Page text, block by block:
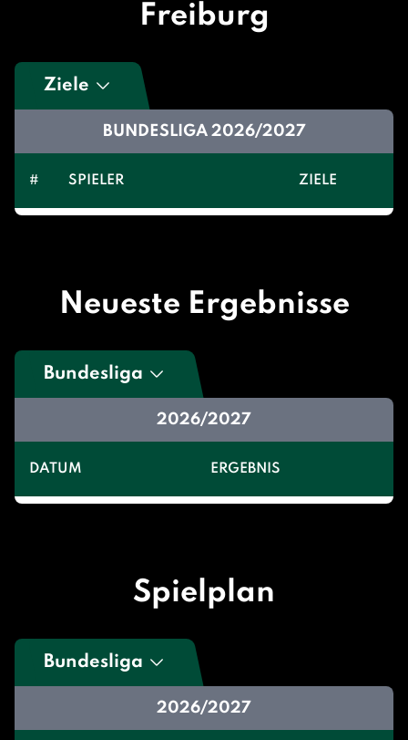
Freiburg
Ziele
BUNDESLIGA 2026/2027
# SPIELER ZIELE
Neueste Ergebnisse
Bundesliga
2026/2027
DATUM ERGEBNIS
Spielplan
Bundesliga
2026/2027